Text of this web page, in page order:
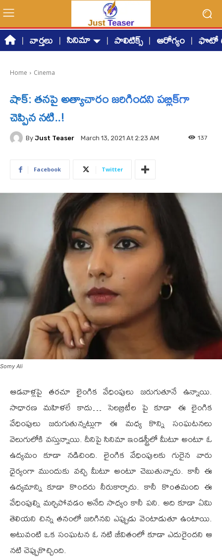
వార్తలు సినిమా పాలిటిక్స్ ఆరోగ్యం ఫొటో
Home Cinema
షాక్: తనపై అత్యాచారం జరిగిందని పబ్లిక్‌గా
చెప్పిన నటి..!
By Just Teaser March 13, 2021 At 2:23 AM 137
Facebook Twitter
Somy Ali
ఆడవాళ్లపై తరచూ లైంగిక వేధింపులు జరుగుతూనే ఉన్నాయి.
సాధారణ మహిళలే కాదు… సెలబ్రిటీల పై కూడా ఈ లైంగిక
వేధింపులు జరుగుతున్నట్లుగా ఈ మధ్య కొన్ని సంఘటనలు
వెలుగులోకి వస్తున్నాయి. దీనిపై సినిమా ఇండస్ట్రీలో మీటూ అంటూ ఓ
ఉద్యమం కూడా నడిచింది. లైంగిక వేధింపులకు గురైన వారు
ధైర్యంగా ముందుకు వచ్చి మీటూ అంటూ చెబుతున్నారు. కానీ ఈ
ఉద్యమాన్ని కూడా కొందరు నీరుకార్చారు. కానీ కొంతమంది ఈ
వేధింపుల్ని మర్చిపోవడం అనేది సాధ్యం కానీ పని. అది కూడా ఏమి
తెలియని చిన్న తనంలో జరిగినవి ఎప్పుడు వెంటాడుతూ ఉంటాయి.
అటువంటి ఒక సంఘటన ఓ నటి జీవితంలో కూడా ఎదురైందని ఆ
నటి చెప్పుకొచ్చింది.